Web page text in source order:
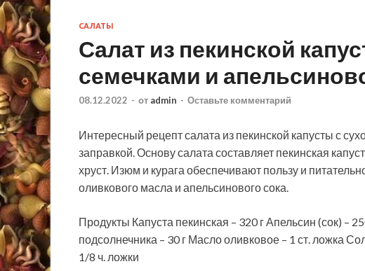
САЛАТЫ
Салат из пекинской
семечками и
08.12.2022 - от admin - Оставьте комментарий
Интересный рецепт салата из пекинской капусты с
заправкой. Основу салата составляет пекинская
хруст. Изюм и курага обеспечивают пользу и
оливкового масла и апельсинового сока.
Продукты Капуста пекинская – 320 г Апельсин (сок) –
подсолнечника – 30 г Масло оливковое – 1 ст. ложка
1/8 ч. ложки